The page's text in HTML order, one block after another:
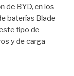
de BYD, en los
baterías Blade
tipo de
y de carga